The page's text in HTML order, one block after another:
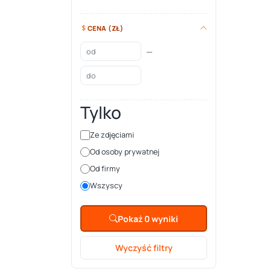
CENA (ZŁ)
—
Tylko
Ze zdjęciami
Od osoby prywatnej
Od firmy
Wszyscy
Pokaż 0 wyniki
Wyczyść filtry